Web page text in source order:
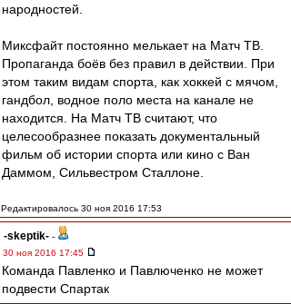
народностей.
Миксфайт постоянно мелькает на Матч ТВ.
Пропаганда боёв без правил в действии. При
этом таким видам спорта, как хоккей с мячом,
гандбол, водное поло места на канале не
находится. На Матч ТВ считают, что
целесообразнее показать документальный
фильм об истории спорта или кино с Ван
Даммом, Сильвестром Сталлоне.
Редактировалось 30 ноя 2016 17:53
-skeptik- -
30 ноя 2016 17:45
Команда Павленко и Павлюченко не может
подвести Спартак